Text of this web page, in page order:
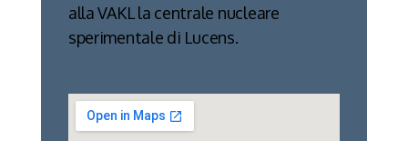
alla VAKL la centrale nucleare
sperimentale di Lucens.